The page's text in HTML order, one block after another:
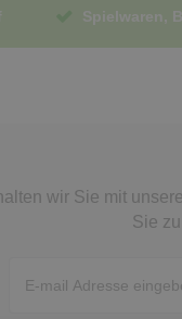
Spielwaren,
wir Sie mit
Sie